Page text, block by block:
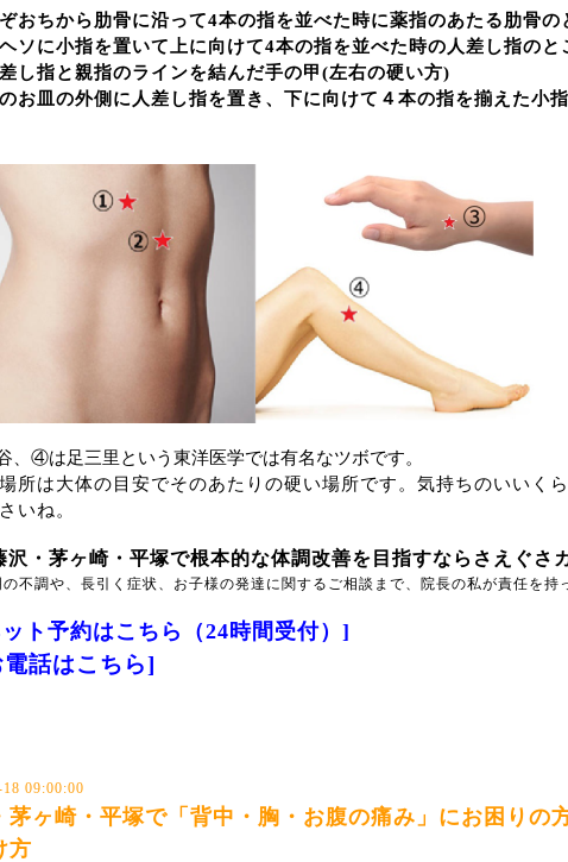
おちから肋骨に沿って4本の指を並べた時に薬指のあたる肋骨の
ソに小指を置いて上に向けて4本の指を並べた時の人差し指のと
し指と親指のラインを結んだ手の甲(左右の硬い方)
お皿の外側に人差し指を置き、下に向けて４本の指を揃えた小
、④は足三里という東洋医学では有名なツボです。
所は大体の目安でそのあたりの硬い場所です。気持ちのいいく
いね。
沢・茅ヶ崎・平塚で根本的な体調改善を目指すならさえぐ
の不調や、長引く症状、お子様の発達に関するご相談まで、院長の私が責任を持
ト予約はこちら（24時間受付）]
話はこちら]
09:00:00
茅ヶ崎・平塚で「背中・胸・お腹の痛み」にお困りの
方